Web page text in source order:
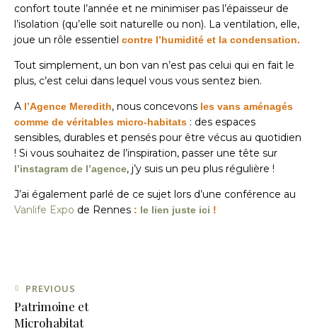
confort toute l’année et ne minimiser pas l’épaisseur de
l’isolation (qu’elle soit naturelle ou non). La ventilation, elle,
joue un rôle essentiel contre l’humidité et la condensation.
Tout simplement, un bon van n’est pas celui qui en fait le
plus, c’est celui dans lequel vous vous sentez bien.
A l’Agence Meredith, nous concevons les vans aménagés
comme de véritables micro-habitats : des espaces
sensibles, durables et pensés pour être vécus au quotidien
! Si vous souhaitez de l’inspiration, passer une tête sur
l’instagram de l’agence, j’y suis un peu plus régulière !
J’ai également parlé de ce sujet lors d’une conférence au
Vanlife Expo de Rennes : le lien juste ici !
PREVIOUS
Patrimoine et
Microhabitat